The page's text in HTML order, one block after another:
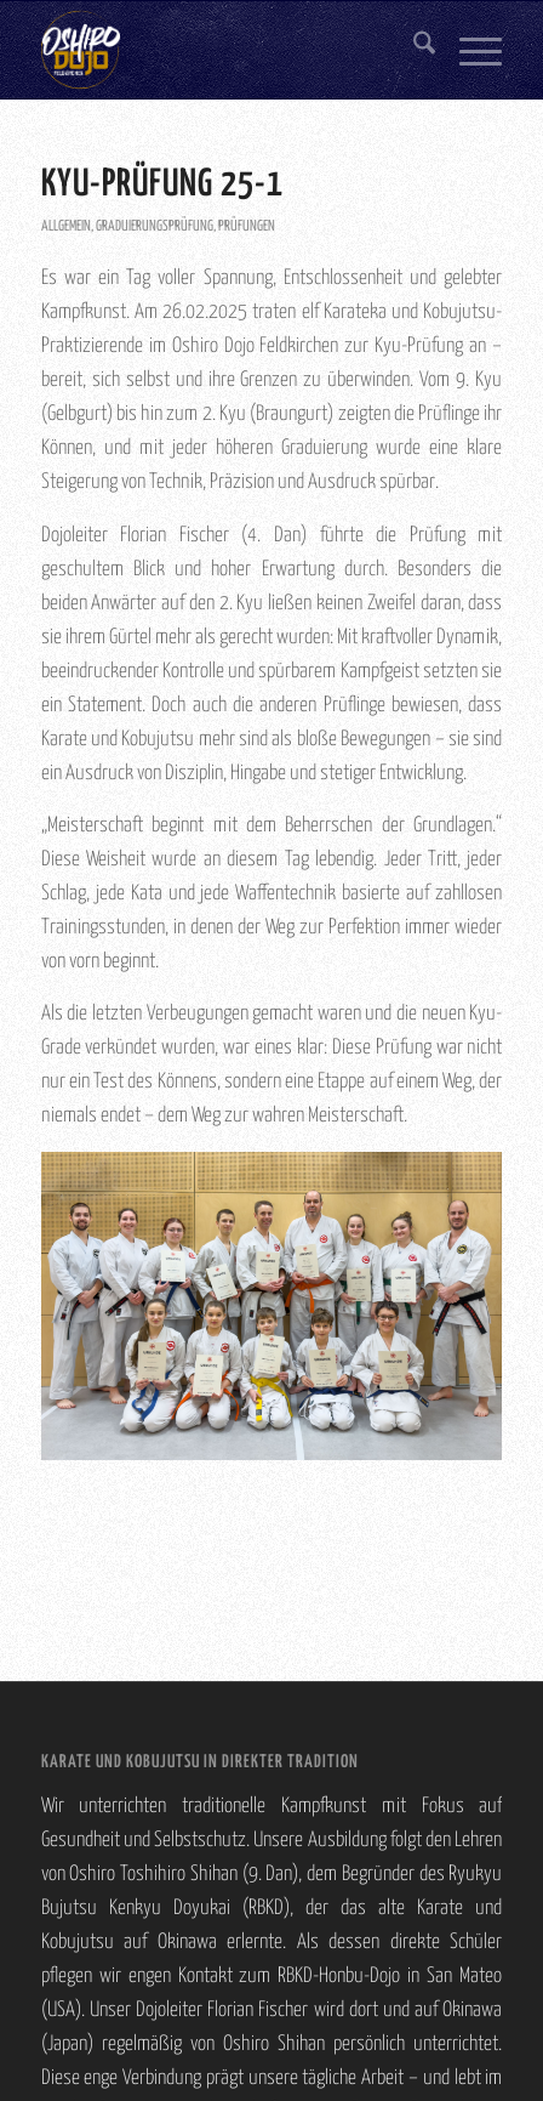
KYU-PRÜFUNG 25-1
ALLGEMEIN,GRADUIERUNGSPRÜFUNG,PRÜFUNGEN
Es war ein Tag voller Spannung, Entschlossenheit und gelebter
Kampfkunst. Am 26.02.2025 traten elf Karateka und Kobujutsu-
Praktizierende im Oshiro Dojo Feldkirchen zur Kyu-Prüfung an –
bereit, sich selbst und ihre Grenzen zu überwinden. Vom 9. Kyu
(Gelbgurt) bis hin zum 2. Kyu (Braungurt) zeigten die Prüflinge ihr
Können, und mit jeder höheren Graduierung wurde eine klare
Steigerung von Technik, Präzision und Ausdruck spürbar.
Dojoleiter Florian Fischer (4. Dan) führte die Prüfung mit
geschultem Blick und hoher Erwartung durch. Besonders die
beiden Anwärter auf den 2. Kyu ließen keinen Zweifel daran, dass
sie ihrem Gürtel mehr als gerecht wurden: Mit kraftvoller Dynamik,
beeindruckender Kontrolle und spürbarem Kampfgeist setzten sie
ein Statement. Doch auch die anderen Prüflinge bewiesen, dass
Karate und Kobujutsu mehr sind als bloße Bewegungen – sie sind
ein Ausdruck von Disziplin, Hingabe und stetiger Entwicklung.
„Meisterschaft beginnt mit dem Beherrschen der Grundlagen.“
Diese Weisheit wurde an diesem Tag lebendig. Jeder Tritt, jeder
Schlag, jede Kata und jede Waffentechnik basierte auf zahllosen
Trainingsstunden, in denen der Weg zur Perfektion immer wieder
von vorn beginnt.
Als die letzten Verbeugungen gemacht waren und die neuen Kyu-
Grade verkündet wurden, war eines klar: Diese Prüfung war nicht
nur ein Test des Könnens, sondern eine Etappe auf einem Weg, der
niemals endet – dem Weg zur wahren Meisterschaft.
KARATE UND KOBUJUTSU IN DIREKTER TRADITION
Wir unterrichten traditionelle Kampfkunst mit Fokus auf
Gesundheit und Selbstschutz. Unsere Ausbildung folgt den Lehren
von Oshiro Toshihiro Shihan (9. Dan), dem Begründer des Ryukyu
Bujutsu Kenkyu Doyukai (RBKD), der das alte Karate und
Kobujutsu auf Okinawa erlernte. Als dessen direkte Schüler
pflegen wir engen Kontakt zum RBKD-Honbu-Dojo in San Mateo
(USA). Unser Dojoleiter Florian Fischer wird dort und auf Okinawa
(Japan) regelmäßig von Oshiro Shihan persönlich unterrichtet.
Diese enge Verbindung prägt unsere tägliche Arbeit – und lebt im